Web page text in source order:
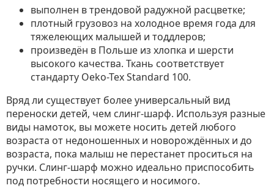
выполнен в трендовой радужной расцветке;
плотный грузовоз на холодное время года для
тяжелеющих малышей и тоддлеров;
произведён в Польше из хлопка и шерсти
высокого качества. Ткань соответствует
стандарту Oeko-Tex Standard 100.
Вряд ли существует более универсальный вид
переноски детей, чем слинг-шарф. Используя разные
виды намоток, вы можете носить детей любого
возраста от недоношенных и новорождённых и до
возраста, пока малыш не перестанет проситься на
ручки. Слинг-шарф можно идеально приспособить
под потребности носящего и носимого.